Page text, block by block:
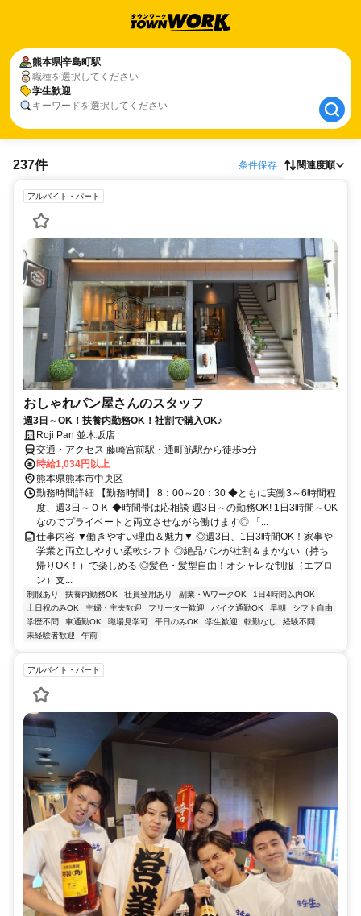
熊本県辛島町駅
職種を選択してください
学生歓迎
キーワードを選択してください
熊本県辛島町駅
学生歓迎
237件 条件保存 関連度順
アルバイト・パート
おしゃれパン屋さんのスタッフ
週3日～OK！扶養内勤務OK！社割で購入OK♪
Roji Pan 並木坂店
交通・アクセス 藤崎宮前駅・通町筋駅から徒歩5分
時給1,034円以上
熊本県熊本市中央区
勤務時間詳細 【勤務時間】 8：00～20：30 ◆ともに実働3～6時間程
度、週3日～ＯＫ ◆時間帯は応相談 週3日～の勤務OK! 1日3時間～OK
なのでプライベートと両立させながら働けます◎ 「...
仕事内容 ▼働きやすい理由＆魅力▼ ◎週3日、1日3時間OK！家事や
学業と両立しやすい柔軟シフト ◎絶品パンが社割＆まかない（持ち
帰りOK！）で楽しめる ◎髪色・髪型自由！オシャレな制服（エプロ
ン）支...
制服あり 扶養内勤務OK 社員登用あり 副業・WワークOK
1日4時間以内OK
土日祝のみOK
主婦・主夫歓迎 フリーター歓迎 バイク通勤OK 早朝
シフト自由
学歴不問
車通勤OK 職場見学可 平日のみOK 学生歓迎 転勤なし
経験不問
未経験者歓迎
午前
アルバイト・パート